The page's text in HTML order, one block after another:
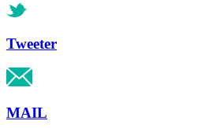
Tweeter
MAIL